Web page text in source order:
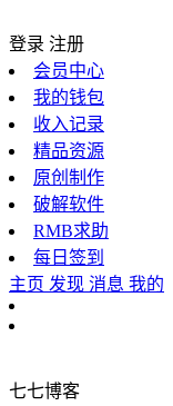
登录 注册
会员中心
我的钱包
收入记录
精品资源
原创制作
破解软件
RMB求助
每日签到
主页 发现 消息 我的
七七博客